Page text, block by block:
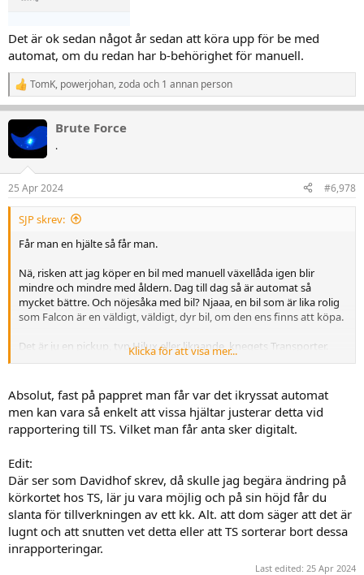
Det är ok sedan något år sedan att köra upp för be med
automat, om du redan har b-behörighet för manuell.
R
e
t
e
r
TomK, powerjohan,zoda och 1 annan person
Brute Force
.
25 Apr 2024 #6,978
SJP skrev:
Får man en hjälte så får man.
Nä, risken att jag köper en bil med manuell växellåda igen blir
mindre och mindre med åldern. Dag till dag så är automat så
mycket bättre. Och nöjesåka med bil? Njaaa, en bil som är lika rolig
som Falcon är en väldigt, väldigt, dyr bil, om den ens finns att köpa.
Det är ju en pickup, typ Hilux eller liknande, knegets Transporter.
Klicka för att visa mer...
Absolut, fast på pappret man får var det ikryssat automat
men kan vara så enkelt att vissa hjältar justerar detta vid
rapportering till TS. Vilket man får anta sker digitalt.
Edit:
Där ser som Davidhof skrev, då skulle jag begära ändring på
körkortet hos TS, lär ju vara möjlig och på sin höjd får du
slanta för tillverkningen av ett kk. Alt. att dom säger att det är
lugnt och att snutten vet detta eller att TS sorterar bort dessa
inrapporteringar.
Last edited: 25 Apr 2024